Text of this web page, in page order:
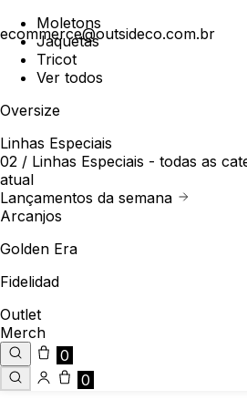
ecommerce@outsideco.com.br
Moletons
Jaquetas
Tricot
Ver todos
Oversize
Linhas Especiais
02 / Linhas Especiais - todas as
atual
Lançamentos da semana
Arcanjos
Golden Era
Fidelidad
Outlet
Merch
0
0